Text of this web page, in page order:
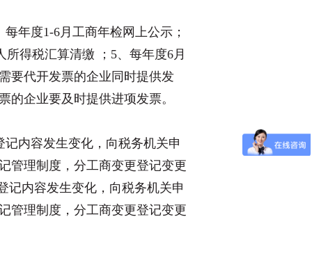
年度1-6月工商年检网上公示；
得税汇算清缴 ；5、每年度6月
要代开发票的企业同时提供发
企业要及时提供进项发票。
内容发生变化，向税务机关申
管理制度，分工商变更登记变更
记内容发生变化，向税务机关申
管理制度，分工商变更登记变更